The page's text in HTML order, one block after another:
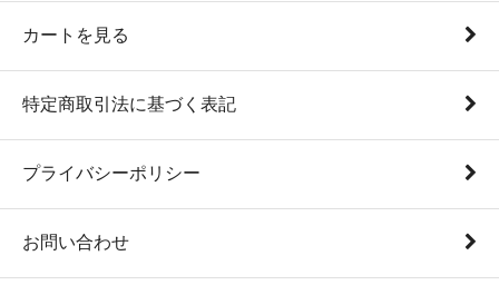
カートを見る
特定商取引法に基づく表記
プライバシーポリシー
お問い合わせ